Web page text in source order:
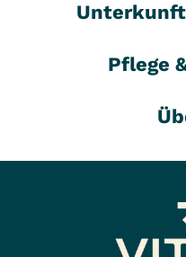
Unterkunft
Pflege